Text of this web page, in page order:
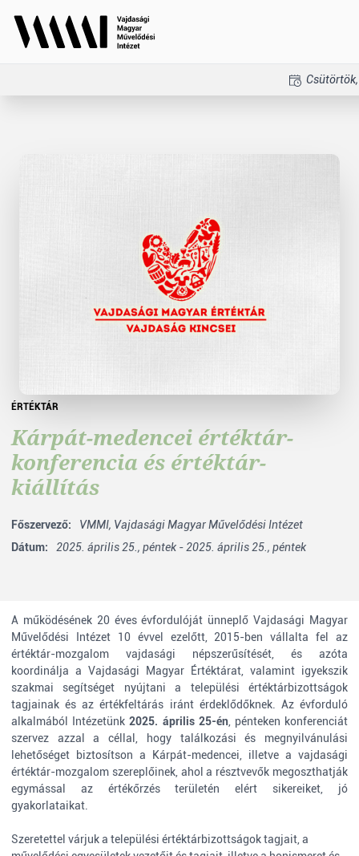
ÉRTÉKTÁR
Kárpát-medencei értéktár-
konferencia és értéktár-
kiállítás
Főszervező: VMMI, Vajdasági Magyar Művelődési Intézet
Dátum:
2025. április 25., péntek - 2025. április 25., péntek
A működésének 20 éves évfordulóját ünneplő Vajdasági Magyar
Művelődési Intézet 10 évvel ezelőtt, 2015-ben vállalta fel az
értéktár-mozgalom vajdasági népszerűsítését, és azóta
koordinálja a Vajdasági Magyar Értéktárat, valamint igyekszik
szakmai segítséget nyújtani a települési értéktárbizottságok
tagjainak és az értékfeltárás iránt érdeklődőknek. Az évforduló
alkalmából Intézetünk 2025. április 25-én, pénteken konferenciát
szervez azzal a céllal, hogy találkozási és megnyilvánulási
lehetőséget biztosítson a Kárpát-medencei, illetve a vajdasági
értéktár-mozgalom szereplőinek, ahol a résztvevők megoszthatják
egymással az értékőrzés területén elért sikereiket, jó
gyakorlataikat.
Szeretettel várjuk a települési értéktárbizottságok tagjait, a